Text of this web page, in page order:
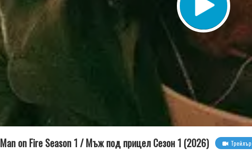
Man on Fire Season 1 / Мъж под прицел Сезон 1 (2026)
Трейлър